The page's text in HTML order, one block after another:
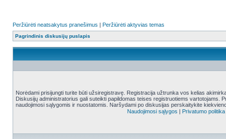
Peržiūrėti neatsakytus pranešimus | Peržiūrėti aktyvias temas
Pagrindinis diskusijų puslapis
Norėdami prisijungti turite būti užsiregistravę. Registracija užtrunka vos kelias
Diskusijų administratorius gali suteikti papildomas teises registruotiems vartotojams.
naudojimosi sąlygomis ir nuostatomis. Naršydami po diskusijas perskaitykite
Naudojimosi sąlygos | Privatumo politika